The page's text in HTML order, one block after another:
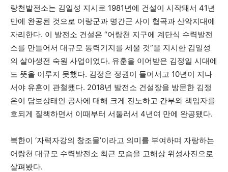
랑천발전소는 김일성 지시로 1981년에 건설이 시작돼서 41년
만에 완공된 것으로 어랑군과 명간군 사이 협곡과 산악지대에
자리한다. 이 발전소 건설은 “어랑천 지구에 계단식 수력발전
소를 만들어서 대규모 동력기지를 세울 것”을 지시한 김일성
의 살아생전 숙원 사업이었다. 유훈을 이어받은 김정일 시대에
도 뜻을 이루지 못했다. 김정은 정권이 들어서고 10년이 지나
서야 유훈이 관철됐다. 2018년 발전소 건설장을 방문한 김정
은이 답보상태인 공사에 대해 크게 진노하고 간부와 책임자를
호되게 질책하면서 이때부터 서둘러서 4년여 만에 완공됐다.
북한이 ‘자력자강의 창조물’이라고 의미를 부여하며 자랑하는
어랑천 대규모 수력발전소 최근 모습을 고해상 위성사진으로
살펴봤다.